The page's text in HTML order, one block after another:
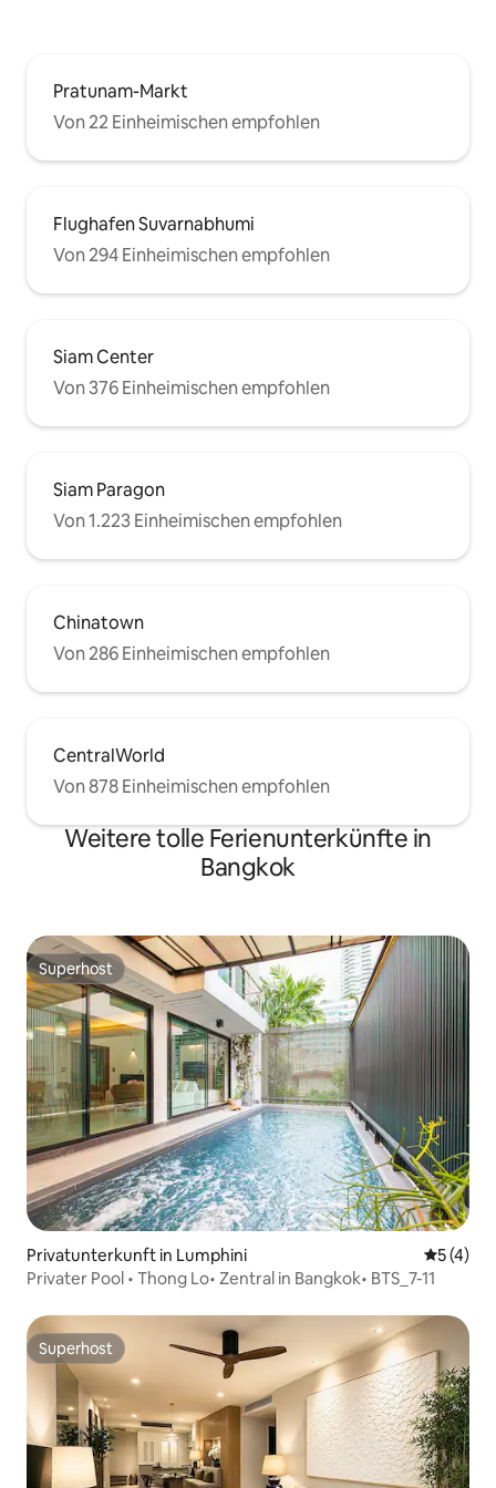
Pratunam-Markt
Von 22 Einheimischen empfohlen
Flughafen Suvarnabhumi
Von 294 Einheimischen empfohlen
Siam Center
Von 376 Einheimischen empfohlen
Siam Paragon
Von 1.223 Einheimischen empfohlen
Chinatown
Von 286 Einheimischen empfohlen
CentralWorld
Von 878 Einheimischen empfohlen
Weitere tolle Ferienunterkünfte in
Bangkok
Superhost
Superhost
Privatunterkunft in Lumphini
5 (4)
Privater Pool • Thong Lo• Zentral in Bangkok• BTS_7-11
Superhost
Superhost